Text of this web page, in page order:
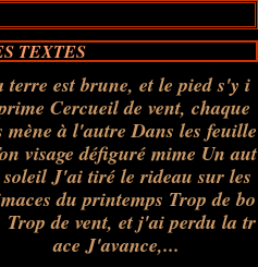
TEXTES
terre est brune, et le pied s'y i
Cercueil de vent, chaque
mène à l'autre Dans les feuille
visage défiguré mime Un aut
J'ai tiré le rideau sur les
du printemps Trop de bo
Trop de vent, et j'ai perdu la tr
ace J'avance,...